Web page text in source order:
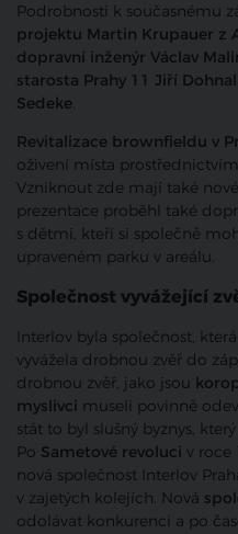
Podrobnosti k současnému
projektu Martin Krupauer z
dopravní inženýr Václav
starosta Prahy 11 Jiří
Sedeke.
Revitalizace brownfieldu v
oživení místa
Vzniknout zde mají také
prezentace proběhl také
s dětmi, kteří si společně
upraveném parku v areálu.
Společnost vyvážející
Interlov byla společnost,
vyvážela drobnou zvěř do
drobnou zvěř, jako jsou
myslivci museli povinně
stát to byl slušný byznys,
Po Sametové revoluci v roce
nová společnost Interlov
v zajetých kolejích. Nová
odolávat konkurenci a po